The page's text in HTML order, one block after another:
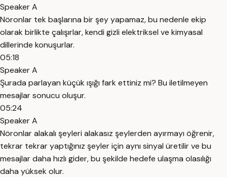
Speaker A
Nöronlar tek başlarına bir şey yapamaz, bu nedenle ekip
olarak birlikte çalışırlar, kendi gizli elektriksel ve kimyasal
dillerinde konuşurlar.
05:18
Speaker A
Şurada parlayan küçük ışığı fark ettiniz mi? Bu iletilmeyen
mesajlar sonucu oluşur.
05:24
Speaker A
Nöronlar alakalı şeyleri alakasız şeylerden ayırmayı öğrenir,
tekrar tekrar yaptığınız şeyler için aynı sinyal üretilir ve bu
mesajlar daha hızlı gider, bu şekilde hedefe ulaşma olasılığı
daha yüksek olur.